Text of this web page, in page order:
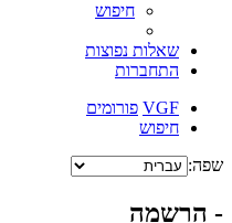
חיפוש
שאלות נפוצות
התחברות
VGF פורומים
חיפוש
שפה:
- הרשמה